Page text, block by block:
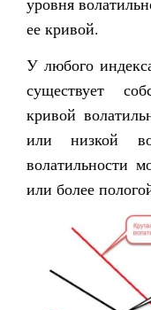
ее кривой.
У любого
существует
кривой
или низкой
волатильности
или более